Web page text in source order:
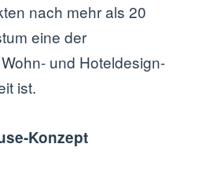
nach mehr als 20
eine der
und Hoteldesign-
ist.
Konzept